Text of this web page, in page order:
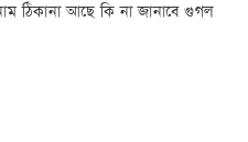
ঠিকানা আছে কি না জানাবে গুগল